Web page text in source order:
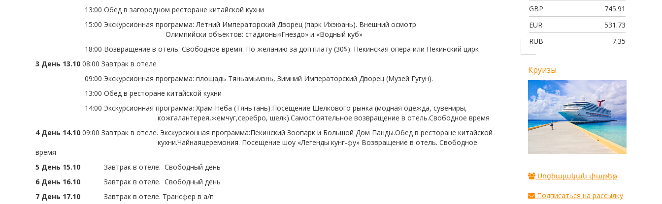
13:00 Обед в загородном ресторане китайской кухни
15:00 Экскурсионная программа: Летний Императорский Дворец (парк Ихэюань). Внешний осмотр
Олимпийски объектов: стадионы«Гнездо» и «Водный куб»
18:00 Возвращение в отель. Свободное время. По желанию за доп.плату (30$): Пекинская опера или Пекинский цирк
3 День 13.10 08:00 Завтрак в отеле
09:00 Экскурсионная программа: площадь Тяньамьмэнь, Зимний Императорский Дворец (Музей Гугун).
13:00 Обед в ресторане китайской кухни
14:00 Экскурсионная программа: Храм Неба (Тяньтань).Посещение Шелкового рынка (модная одежда, сувениры,
кожгалантерея,жемчуг,серебро, шелк).Самостоятельное возвращение в отель.Свободное время
4 День 14.10 09:00 Завтрак в отеле. Экскурсионная программа:Пекинский Зоопарк и Большой Дом Панды.Обед в ресторане китайской
кухни.Чайнаяцеремония. Посещение шоу «Легенды кунг-фу» Возвращение в отель. Свободное
время
5 День 15.10 Завтрак в отеле. Свободный день
6 День 16.10
Завтрак в отеле. Свободный день
7 День 17.10
Завтрак в отеле. Трансфер в а/п
GBP
745.91
EUR
531.73
RUB
7.35
Круизы
Սոցիալական փաթեթ
Подписаться на рассылку